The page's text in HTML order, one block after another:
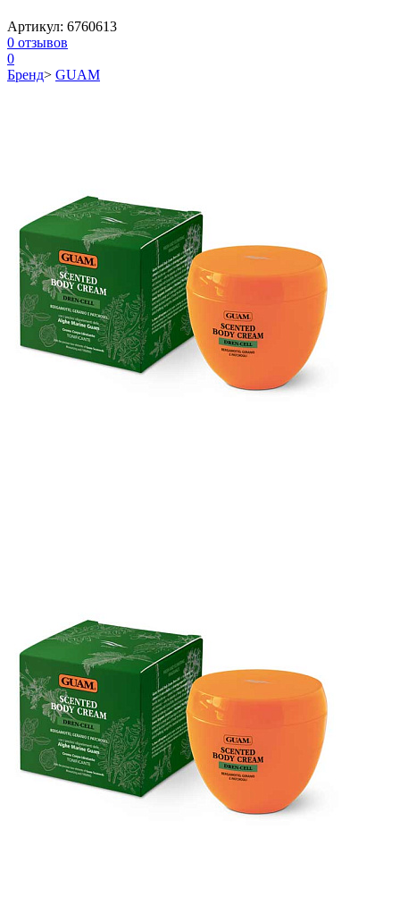
Артикул: 6760613
0 отзывов
0
Бренд> GUAM